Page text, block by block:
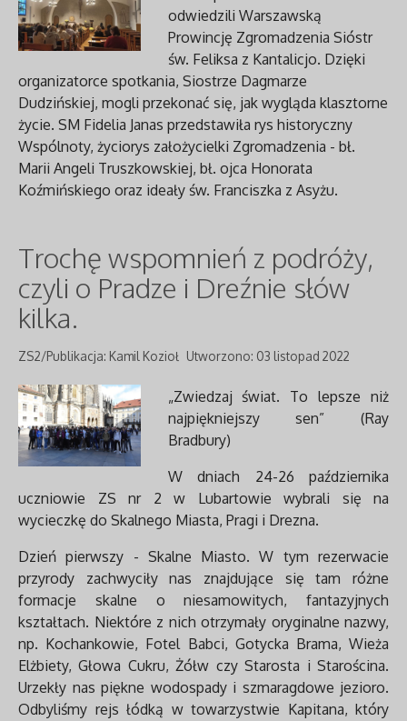
odwiedzili Warszawską
Prowincję Zgromadzenia Sióstr
św. Feliksa z Kantalicjo. Dzięki
organizatorce spotkania, Siostrze Dagmarze
Dudzińskiej, mogli przekonać się, jak wygląda klasztorne
życie. SM Fidelia Janas przedstawiła rys historyczny
Wspólnoty, życiorys założycielki Zgromadzenia - bł.
Marii Angeli Truszkowskiej, bł. ojca Honorata
Koźmińskiego oraz ideały św. Franciszka z Asyżu.
Trochę wspomnień z podróży,
czyli o Pradze i Dreźnie słów
kilka.
ZS2/Publikacja: Kamil Kozioł Utworzono: 03 listopad 2022
„Zwiedzaj świat. To lepsze niż
najpiękniejszy sen” (Ray
Bradbury)
W dniach 24-26 października
uczniowie ZS nr 2 w Lubartowie wybrali się na
wycieczkę do Skalnego Miasta, Pragi i Drezna.
Dzień pierwszy - Skalne Miasto. W tym rezerwacie
przyrody zachwyciły nas znajdujące się tam różne
formacje skalne o niesamowitych, fantazyjnych
kształtach. Niektóre z nich otrzymały oryginalne nazwy,
np. Kochankowie, Fotel Babci, Gotycka Brama, Wieża
Elżbiety, Głowa Cukru, Żółw czy Starosta i Starościna.
Urzekły nas piękne wodospady i szmaragdowe jezioro.
Odbyliśmy rejs łódką w towarzystwie Kapitana, który